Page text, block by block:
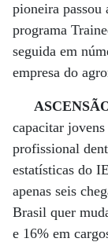
pioneira passou
programa
seguida em
empresa do
capacitar jovens
profissional
estatísticas do
apenas seis
Brasil quer
e 16% em